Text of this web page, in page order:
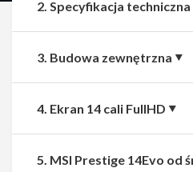
2. Specyfikacja
3. Budowa zewnętrzna
4. Ekran 14 cali FullHD
5. MSI Prestige 14Evo od